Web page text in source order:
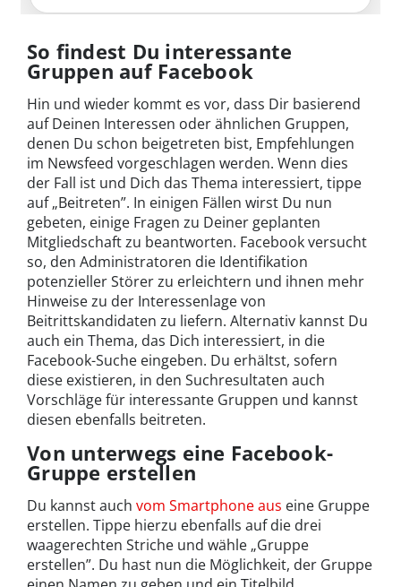
So findest Du interessante
Gruppen auf Facebook
Hin und wieder kommt es vor, dass Dir basierend
auf Deinen Interessen oder ähnlichen Gruppen,
denen Du schon beigetreten bist, Empfehlungen
im Newsfeed vorgeschlagen werden. Wenn dies
der Fall ist und Dich das Thema interessiert, tippe
auf „Beitreten”. In einigen Fällen wirst Du nun
gebeten, einige Fragen zu Deiner geplanten
Mitgliedschaft zu beantworten. Facebook versucht
so, den Administratoren die Identifikation
potenzieller Störer zu erleichtern und ihnen mehr
Hinweise zu der Interessenlage von
Beitrittskandidaten zu liefern. Alternativ kannst Du
auch ein Thema, das Dich interessiert, in die
Facebook-Suche eingeben. Du erhältst, sofern
diese existieren, in den Suchresultaten auch
Vorschläge für interessante Gruppen und kannst
diesen ebenfalls beitreten.
Von unterwegs eine Facebook-
Gruppe erstellen
Du kannst auch vom Smartphone aus eine Gruppe
erstellen. Tippe hierzu ebenfalls auf die drei
waagerechten Striche und wähle „Gruppe
erstellen”. Du hast nun die Möglichkeit, der Gruppe